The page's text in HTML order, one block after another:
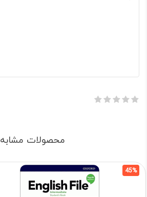
محصولات مشابه
45%